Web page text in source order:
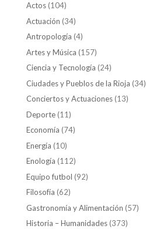
Actos(104)
Actuación (34)
Antropología (4)
Artes y Música (157)
Ciencia y Tecnología (24)
Ciudades y Pueblos de la Rioja (34)
Conciertos y Actuaciones(13)
Deporte(11)
Economía (74)
Energía (10)
Enología (112)
Equipo futbol (92)
Filosofía (62)
Gastronomía y Alimentación (57)
Historia – Humanidades(373)